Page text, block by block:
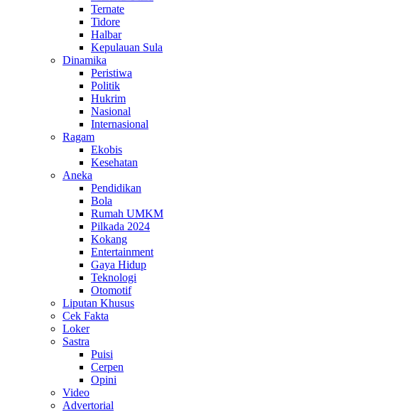
Ternate
Tidore
Halbar
Kepulauan Sula
Dinamika
Peristiwa
Politik
Hukrim
Nasional
Internasional
Ragam
Ekobis
Kesehatan
Aneka
Pendidikan
Bola
Rumah UMKM
Pilkada 2024
Kokang
Entertainment
Gaya Hidup
Teknologi
Otomotif
Liputan Khusus
Cek Fakta
Loker
Sastra
Puisi
Cerpen
Opini
Video
Advertorial